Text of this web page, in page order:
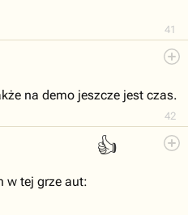
41
42
na demo jeszcze jest czas.
👍
w tej grze aut: